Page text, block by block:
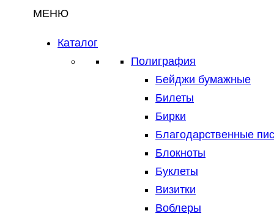
МЕНЮ
Каталог
Полиграфия
Бейджи бумажные
Билеты
Бирки
Благодарственные
Блокноты
Буклеты
Визитки
Воблеры